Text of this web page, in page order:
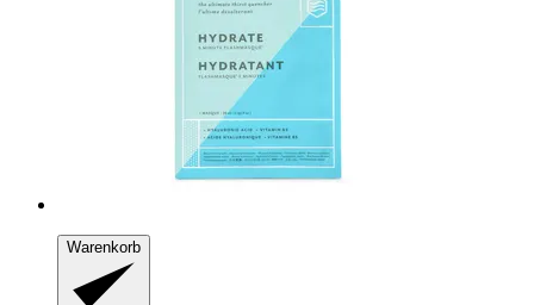
Warenkorb